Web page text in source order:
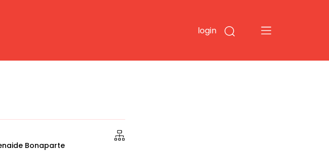
login
Bonaparte